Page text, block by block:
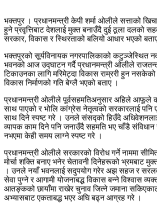
भक्तपुर । प्रधानमन्त्री केपी शर्मा ओलीले सत्ताको
हुने प्रवृत्तिबाट देशलाई मुक्त बनाउँदै दुई ठूला दलको
सरकार, विकास र स्थिरताको बलियो आधार भएको
भक्तपुरको सूर्यविनायक नगरपालिकाको कटुञ्जेस्थित
भवनको आज उद्घाटन गर्दै प्रधानमन्त्री ओलीले
टिकाउनका लागि मरिमेट्दा विकास राम्ररी हुन
विकास निर्माणको गति बेग्लै भएको बताए ।
प्रधानमन्त्री ओलीले पूर्वसहमतिअनुसार अहिले आफूले
साथ पाएको र भोलि कांग्रेस नेतृत्वको सरकारलाई पनि
साथ दिने स्पष्ट गरे । उनले संसद्को हिउँदे अधिवेशनलाई
व्यापक काम दिने पनि जनाउँदै सहमति भए चाँडै
नभएमा केही समय लाग्ने स्पष्ट गरे ।
प्रधानमन्त्री ओलीले सरकारको विरोध गर्ने नाममा
मोर्चा शक्ति बनाए भनेर चेतावनी दिनेहरूको भ्रमबाट
। उनले नयाँ भवनलाई सदुपयोग गरेर अझ सहज र
सेवा पुग्ने र आगामी योजनाबद्ध विकास बन्ने विश्वास
आतङ्कको छायाँमा राखेर चुनाव जित्ने जमाना
अभ्यासबाट एकताबद्ध भएर अघि बढ्न आग्रह गरे ।